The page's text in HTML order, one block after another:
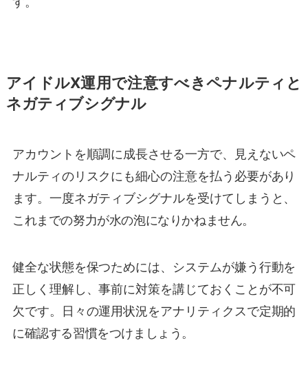
アイドルX運用で注意すべきペナルティと
ネガティブシグナル
アカウントを順調に成長させる一方で、見えないペ
ナルティのリスクにも細心の注意を払う必要があり
ます。一度ネガティブシグナルを受けてしまうと、
これまでの努力が水の泡になりかねません。
健全な状態を保つためには、システムが嫌う行動を
正しく理解し、事前に対策を講じておくことが不可
欠です。日々の運用状況をアナリティクスで定期的
に確認する習慣をつけましょう。